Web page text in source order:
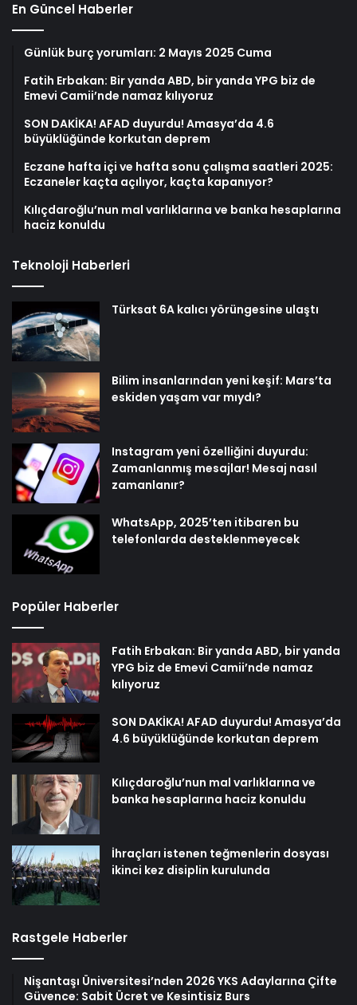
En Güncel Haberler
Günlük burç yorumları: 2 Mayıs 2025 Cuma
Fatih Erbakan: Bir yanda ABD, bir yanda YPG biz de
Emevi Camii’nde namaz kılıyoruz
SON DAKİKA! AFAD duyurdu! Amasya’da 4.6
büyüklüğünde korkutan deprem
Eczane hafta içi ve hafta sonu çalışma saatleri 2025:
Eczaneler kaçta açılıyor, kaçta kapanıyor?
Kılıçdaroğlu’nun mal varlıklarına ve banka hesaplarına
haciz konuldu
Teknoloji Haberleri
Türksat 6A kalıcı yörüngesine ulaştı
Bilim insanlarından yeni keşif: Mars’ta
eskiden yaşam var mıydı?
Instagram yeni özelliğini duyurdu:
Zamanlanmış mesajlar! Mesaj nasıl
zamanlanır?
WhatsApp, 2025’ten itibaren bu
telefonlarda desteklenmeyecek
Popüler Haberler
Fatih Erbakan: Bir yanda ABD, bir yanda
YPG biz de Emevi Camii’nde namaz
kılıyoruz
SON DAKİKA! AFAD duyurdu! Amasya’da
4.6 büyüklüğünde korkutan deprem
Kılıçdaroğlu’nun mal varlıklarına ve
banka hesaplarına haciz konuldu
İhraçları istenen teğmenlerin dosyası
ikinci kez disiplin kurulunda
Rastgele Haberler
Nişantaşı Üniversitesi’nden 2026 YKS Adaylarına Çifte
Güvence: Sabit Ücret ve Kesintisiz Burs